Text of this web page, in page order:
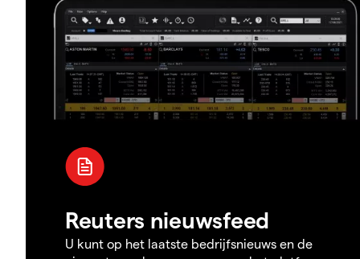
Reuters nieuwsfeed
U kunt op het laatste bedrijfsnieuws en de